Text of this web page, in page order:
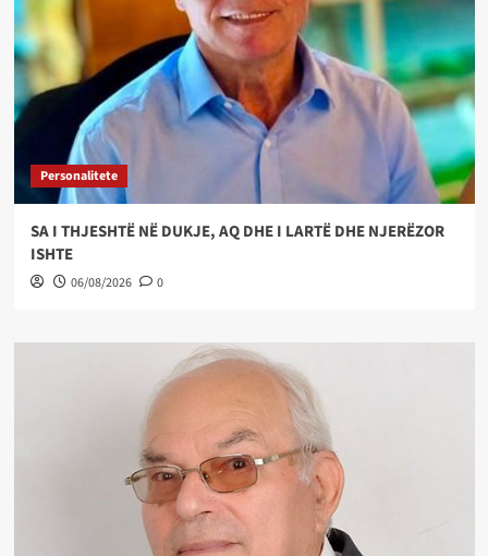
Personalitete
SA I THJESHTË NË DUKJE, AQ DHE I LARTË DHE NJERËZOR
ISHTE
06/08/2026 0